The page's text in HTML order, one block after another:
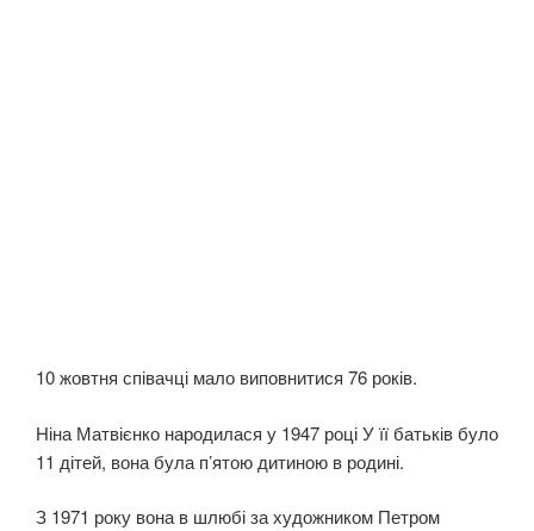
10 жовтня співачці мало виповнитися 76 років.
Ніна Матвієнко народилася у 1947 році У її батьків було
11 дітей, вона була п’ятою дитиною в родині.
З 1971 року вона в шлюбі за художником Петром